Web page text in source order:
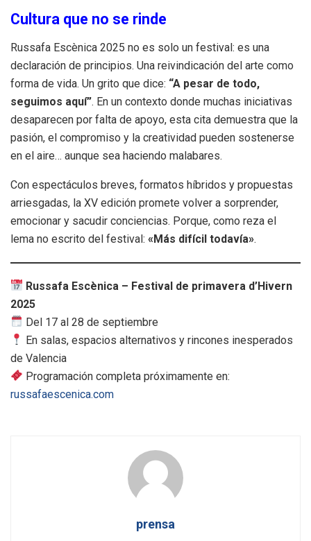
Cultura que no se rinde
Russafa Escènica 2025 no es solo un festival: es una
declaración de principios. Una reivindicación del arte como
forma de vida. Un grito que dice: “A pesar de todo,
seguimos aquí”. En un contexto donde muchas iniciativas
desaparecen por falta de apoyo, esta cita demuestra que la
pasión, el compromiso y la creatividad pueden sostenerse
en el aire… aunque sea haciendo malabares.
Con espectáculos breves, formatos híbridos y propuestas
arriesgadas, la XV edición promete volver a sorprender,
emocionar y sacudir conciencias. Porque, como reza el
lema no escrito del festival: «Más difícil todavía».
Russafa Escènica – Festival de primavera d’Hivern
2025
Del 17 al 28 de septiembre
En salas, espacios alternativos y rincones inesperados
de Valencia
Programación completa próximamente en:
russafaescenica.com
prensa